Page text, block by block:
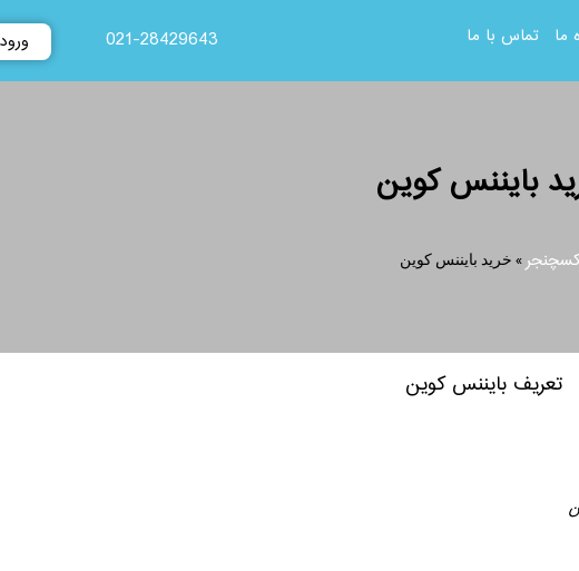
ما تماس با ما 021-28429643 ورود
بایننس کوین
» خرید بایننس کوین